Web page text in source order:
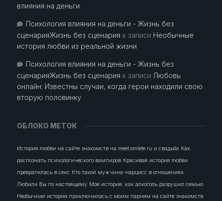
влияния на деньги
Психология влияния на деньги - Жизнь без
сценарияЖизнь без сценария к записи Необычные
история любви из реальной жизни
Психология влияния на деньги - Жизнь без
сценарияЖизнь без сценария к записи Любовь
онлайн: Известны случаи, когда герои находили свою
вторую половинку
ОБЛОКО МЕТОК
История любви на сайте знакомств на meet.omlete.ru и свадьба Как
распознать психологического вампиров Красивая история любви
превратилась в секс Кто такой мужчина-нарцисс в отношениях
Любили Вы по настоящему Моя история: как алкоголь разрушил семью
Необычная история приключилась с моим парням на сайте знакомств